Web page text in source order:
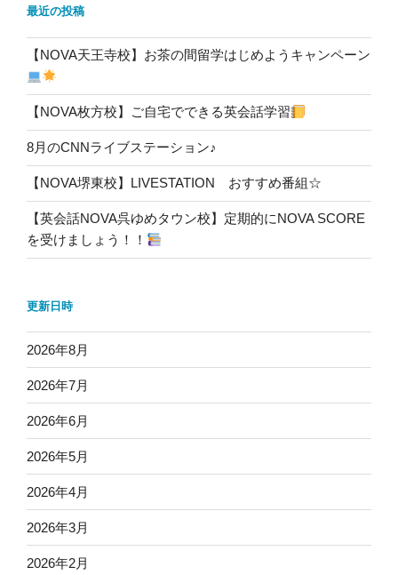
最近の投稿
【NOVA天王寺校】お茶の間留学はじめようキャンペーン
【NOVA枚方校】ご自宅でできる英会話学習
8月のCNNライブステーション♪
【NOVA堺東校】LIVESTATION おすすめ番組☆
【英会話NOVA呉ゆめタウン校】定期的にNOVA SCORE
を受けましょう！！
更新日時
2026年8月
2026年7月
2026年6月
2026年5月
2026年4月
2026年3月
2026年2月